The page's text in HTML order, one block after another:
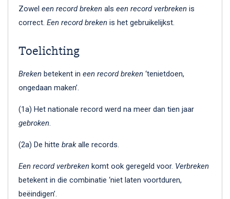
Zowel een record breken als een record verbreken is
correct. Een record breken is het gebruikelijkst.
Toelichting
Breken betekent in een record breken ‘tenietdoen,
ongedaan maken’.
(1a) Het nationale record werd na meer dan tien jaar
gebroken.
(2a) De hitte brakalle records.
Een record verbreken komt ook geregeld voor. Verbreken
betekent in die combinatie ‘niet laten voortduren,
beëindigen’.